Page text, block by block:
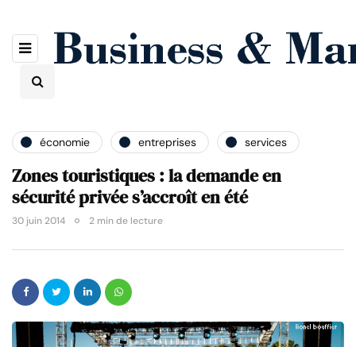
économie entreprises services
Zones touristiques : la demande en
sécurité privée s’accroît en été
30 juin 2014 2 min de lecture